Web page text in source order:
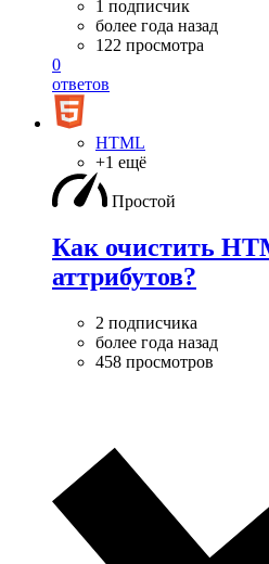
1 подписчик
более года назад
122 просмотра
0
ответов
HTML
+1 ещё
Простой
Как очистить
аттрибутов?
2 подписчика
более года назад
458 просмотров